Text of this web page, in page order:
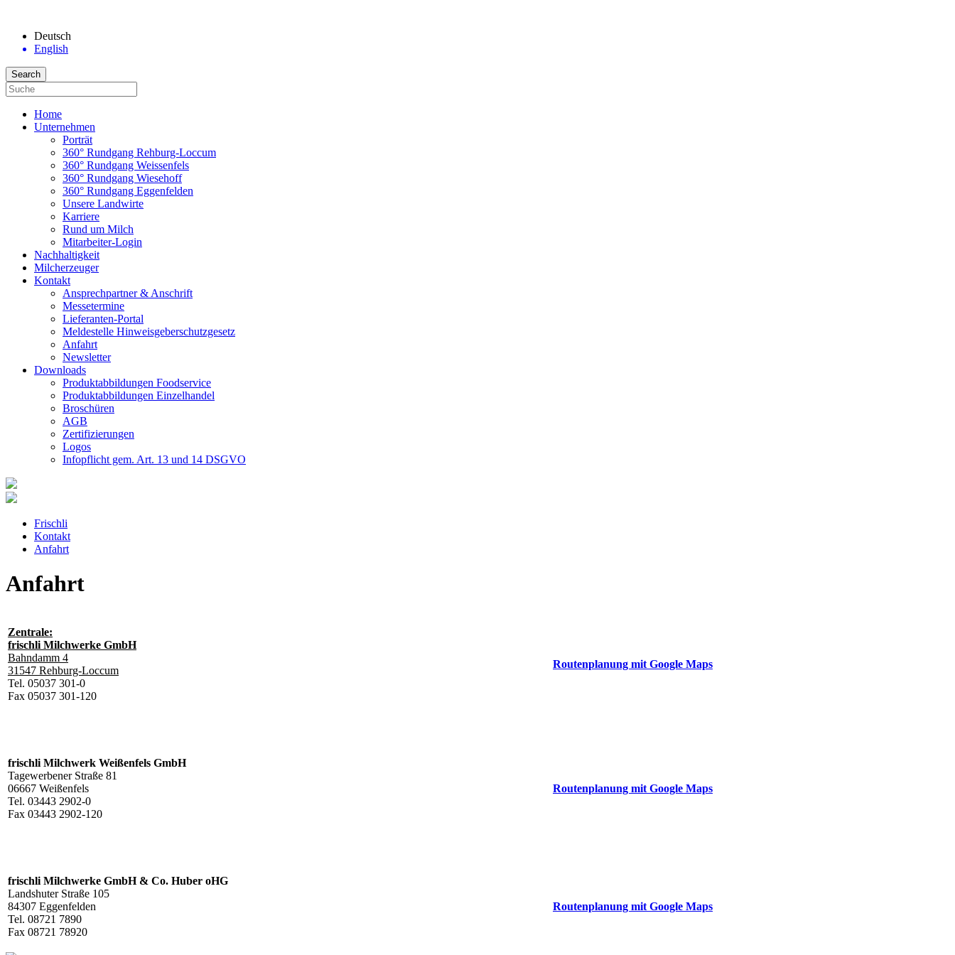
Deutsch
English
Home
Unternehmen
Porträt
360° Rundgang Rehburg-Loccum
360° Rundgang Weissenfels
360° Rundgang Wiesehoff
360° Rundgang Eggenfelden
Unsere Landwirte
Karriere
Rund um Milch
Mitarbeiter-Login
Nachhaltigkeit
Milcherzeuger
Kontakt
Ansprechpartner & Anschrift
Messetermine
Lieferanten-Portal
Meldestelle Hinweisgeberschutzgesetz
Anfahrt
Newsletter
Downloads
Produktabbildungen Foodservice
Produktabbildungen Einzelhandel
Broschüren
AGB
Zertifizierungen
Logos
Infopflicht gem. Art. 13 und 14 DSGVO
Frischli
Kontakt
Anfahrt
Anfahrt
Zentrale:
frischli Milchwerke GmbH
Bahndamm 4
31547 Rehburg-Loccum
Tel. 05037 301-0
Fax 05037 301-120
Routenplanung mit Google Maps
frischli Milchwerk Weißenfels GmbH
Tagewerbener Straße 81
06667 Weißenfels
Tel. 03443 2902-0
Fax 03443 2902-120
Routenplanung mit Google Maps
frischli Milchwerke GmbH & Co. Huber oHG
Landshuter Straße 105
84307 Eggenfelden
Tel. 08721 7890
Fax 08721 78920
Routenplanung mit Google Maps